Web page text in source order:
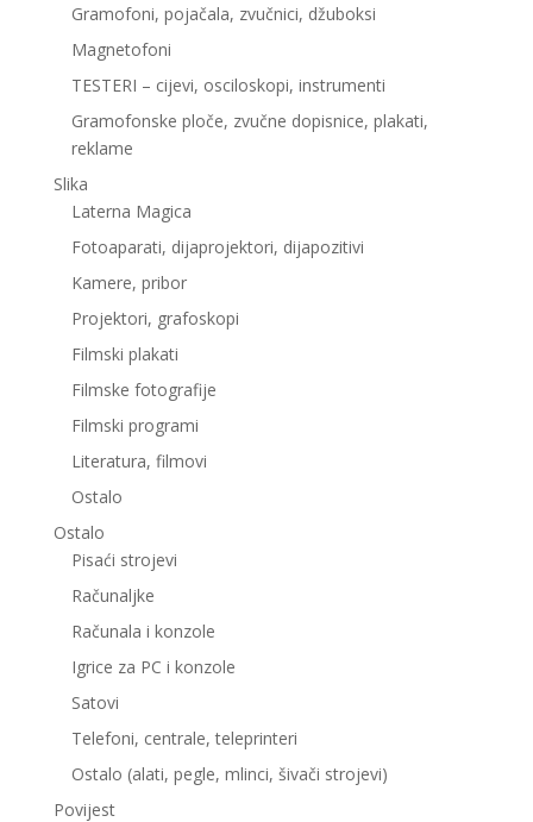
Gramofoni, pojačala, zvučnici, džuboksi
Magnetofoni
TESTERI – cijevi, osciloskopi, instrumenti
Gramofonske ploče, zvučne dopisnice, plakati,
reklame
Slika
Laterna Magica
Fotoaparati, dijaprojektori, dijapozitivi
Kamere, pribor
Projektori, grafoskopi
Filmski plakati
Filmske fotografije
Filmski programi
Literatura, filmovi
Ostalo
Ostalo
Pisaći strojevi
Računaljke
Računala i konzole
Igrice za PC i konzole
Satovi
Telefoni, centrale, teleprinteri
Ostalo (alati, pegle, mlinci, šivači strojevi)
Povijest